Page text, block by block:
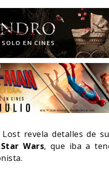
revela detalles de
Star Wars, que iba a